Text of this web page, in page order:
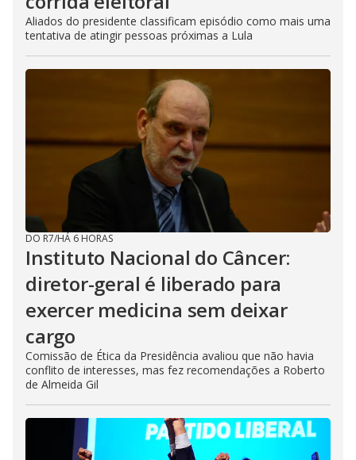
Aliados do presidente classificam episódio como mais uma
tentativa de atingir pessoas próximas a Lula
DO R7/HÁ 6 HORAS
Instituto Nacional do Câncer:
diretor-geral é liberado para
exercer medicina sem deixar
cargo
Comissão de Ética da Presidência avaliou que não havia
conflito de interesses, mas fez recomendações a Roberto
de Almeida Gil